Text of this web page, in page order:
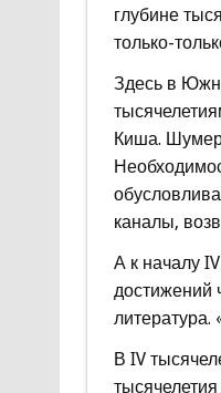
глубине
только-
Здесь в
Киша.
каналы,
А к началу
достижений
В IV